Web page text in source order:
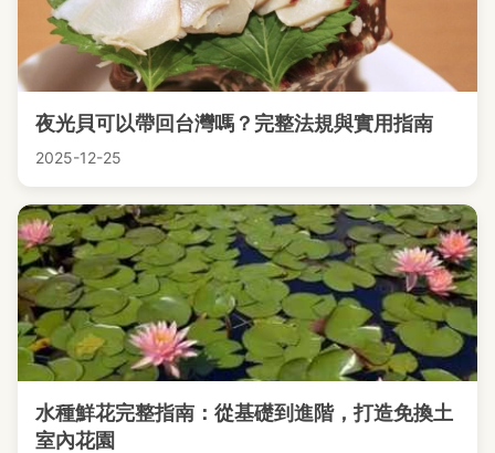
夜光貝可以帶回台灣嗎？完整法規與實用指南
2025-12-25
水種鮮花完整指南：從基礎到進階，打造免換土
室內花園